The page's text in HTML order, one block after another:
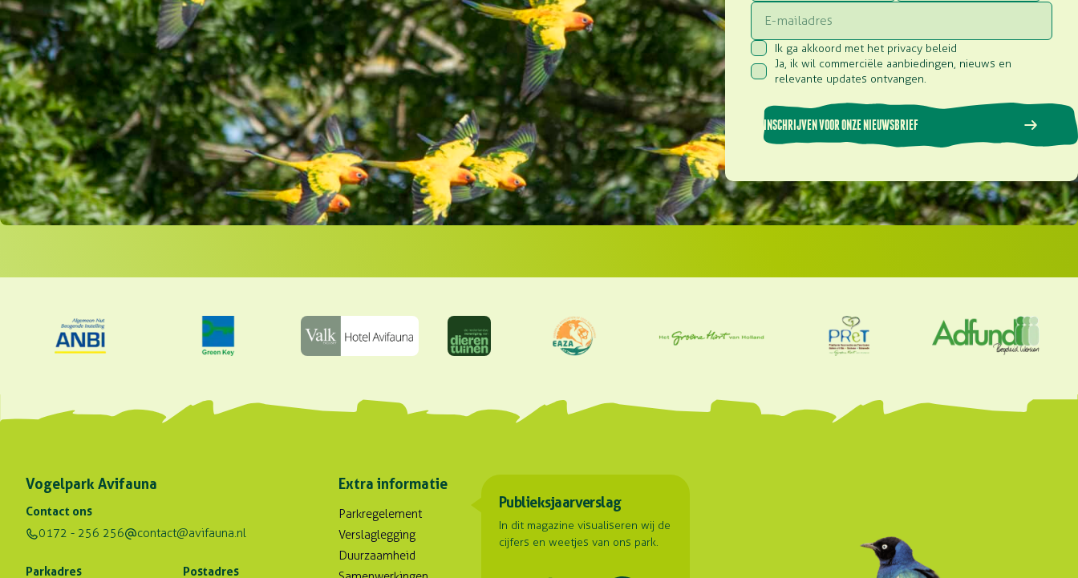
Consent (Vereist)
Ik ga akkoord met het privacy beleid
Consent(Vereist)
Ja, ik wil commerciële aanbiedingen, nieuws en
relevante updates ontvangen.
INSCHRIJVEN VOOR ONZE NIEUWSBRIEF
Vogelpark Avifauna
Contact ons
0172 - 256 256 contact@avifauna.nl
Parkadres Postadres
Extra informatie
Parkregelement
Verslaglegging
Duurzaamheid
Publieksjaarverslag
In dit magazine visualiseren wij de
cijfers en weetjes van ons park.